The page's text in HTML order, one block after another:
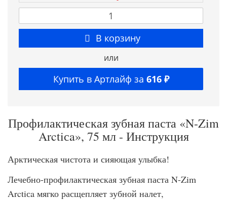
В корзину
или
Купить в Артлайф за 616 ₽
Профилактическая зубная паста «N-Zim
Arctiсa», 75 мл - Инструкция
Арктическая чистота и сияющая улыбка!
Лечебно-профилактическая зубная паста N-Zim
Arctiсa мягко расщепляет зубной налет,